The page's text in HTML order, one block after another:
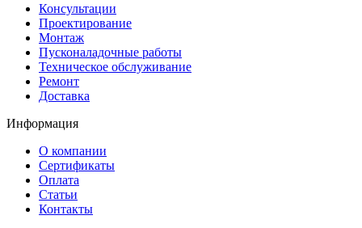
Консультации
Проектирование
Монтаж
Пусконаладочные работы
Техническое обслуживание
Ремонт
Доставка
Информация
О компании
Сертификаты
Оплата
Статьи
Контакты